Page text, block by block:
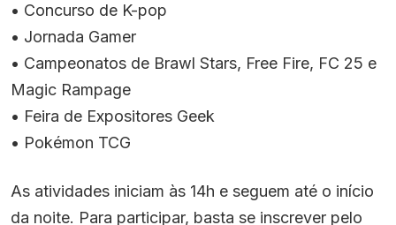
• Concurso de K-pop
• Jornada Gamer
• Campeonatos de Brawl Stars, Free Fire, FC 25 e
Magic Rampage
• Feira de Expositores Geek
• Pokémon TCG
As atividades iniciam às 14h e seguem até o início
da noite. Para participar, basta se inscrever pelo